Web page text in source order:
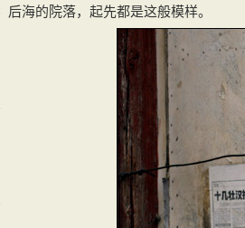
后海的院落，起先都是这般模样。